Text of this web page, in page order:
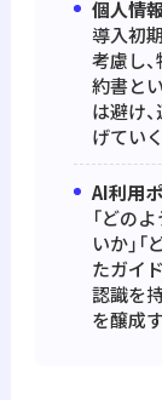
個人情
導入初
考慮し
約書と
は避け
げてい
AI利用
「どの
いか」
たガイ
認識を
を醸成